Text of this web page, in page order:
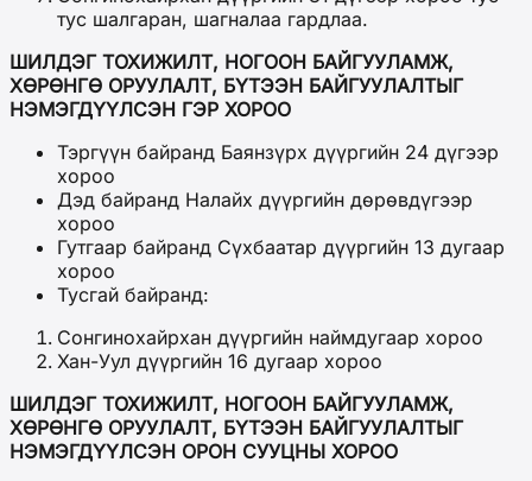
тус шалгаран, шагналаа гардлаа.
ШИЛДЭГ ТОХИЖИЛТ, НОГООН БАЙГУУЛАМЖ,
ХӨРӨНГӨ ОРУУЛАЛТ, БҮТЭЭН БАЙГУУЛАЛТЫГ
НЭМЭГДҮҮЛСЭН ГЭР ХОРОО
Тэргүүн байранд Баянзүрх дүүргийн 24 дүгээр
хороо
Дэд байранд Налайх дүүргийн дөрөвдүгээр
хороо
Гутгаар байранд Сүхбаатар дүүргийн 13 дугаар
хороо
Тусгай байранд:
Сонгинохайрхан дүүргийн наймдугаар хороо
Хан-Уул дүүргийн 16 дугаар хороо
ШИЛДЭГ ТОХИЖИЛТ, НОГООН БАЙГУУЛАМЖ,
ХӨРӨНГӨ ОРУУЛАЛТ, БҮТЭЭН БАЙГУУЛАЛТЫГ
НЭМЭГДҮҮЛСЭН ОРОН СУУЦНЫ ХОРОО